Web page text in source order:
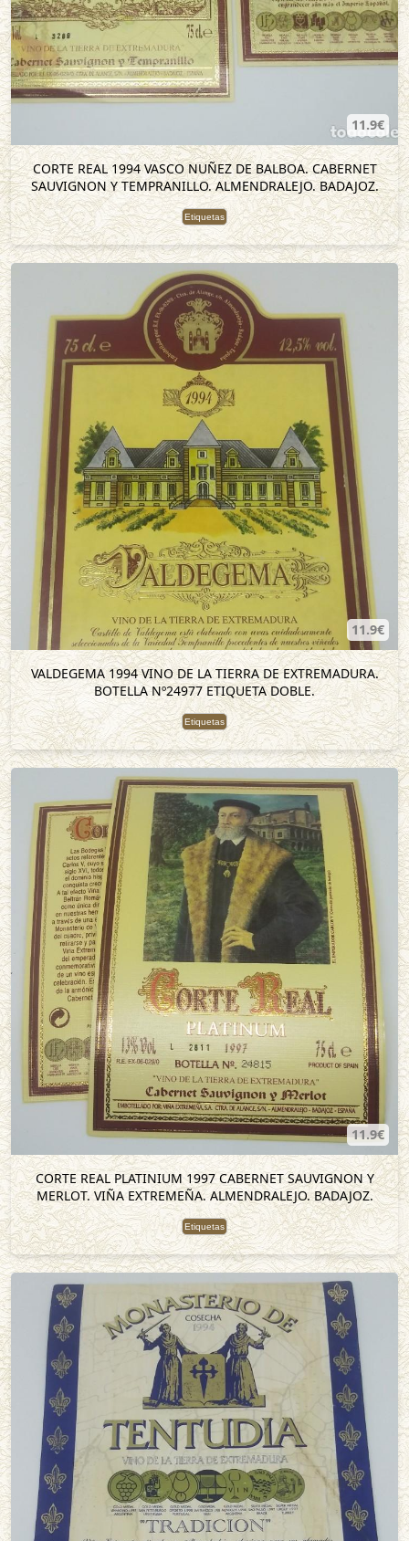
11.9€
CORTE REAL 1994 VASCO NUÑEZ DE BALBOA. CABERNET
SAUVIGNON Y TEMPRANILLO. ALMENDRALEJO. BADAJOZ.
Etiquetas
11.9€
VALDEGEMA 1994 VINO DE LA TIERRA DE EXTREMADURA.
BOTELLA Nº24977 ETIQUETA DOBLE.
Etiquetas
11.9€
CORTE REAL PLATINIUM 1997 CABERNET SAUVIGNON Y
MERLOT. VIÑA EXTREMEÑA. ALMENDRALEJO. BADAJOZ.
Etiquetas